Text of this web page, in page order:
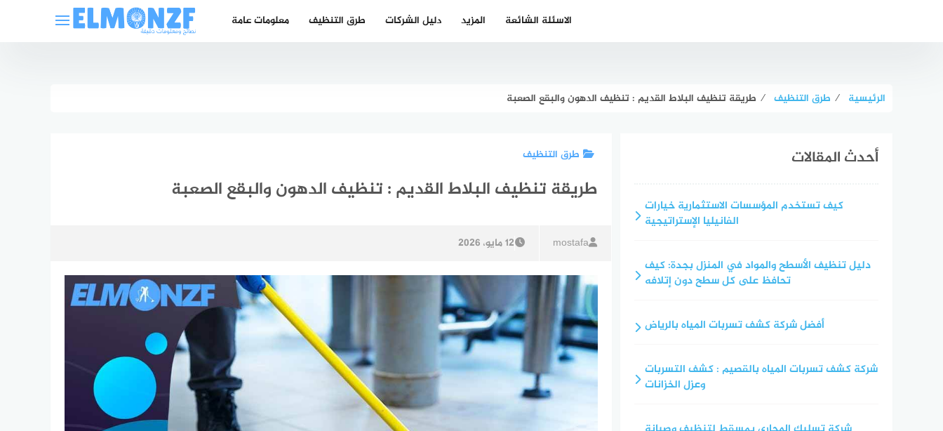
معلومات عامة طرق التنظيف دليل الشركات المزيد الاسئلة الشائعة
الرئيسية ⁄ طرق التنظيف ⁄ طريقة تنظيف البلاط القديم : تنظيف الدهون والبقع الصعبة
طرق التنظيف
طريقة تنظيف البلاط القديم : تنظيف الدهون والبقع الصعبة
mostafa 12 مايو، 2026
أحدث المقالات
كيف تستخدم المؤسسات الاستثمارية خيارات
الفانيليا الإستراتيجية
دليل تنظيف الأسطح والمواد في المنزل بجدة: كيف
تحافظ على كل سطح دون إتلافه
أفضل شركة كشف تسربات المياه بالرياض
شركة كشف تسربات المياه بالقصيم : كشف التسربات
وعزل الخزانات